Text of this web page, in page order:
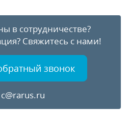
в сотрудничестве?
Свяжитесь с нами!
звонок